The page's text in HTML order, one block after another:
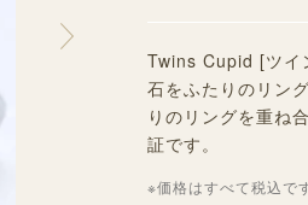
Twins Cupid [ツイ
石をふたりのリン
りのリングを重ね
証です。
※価格はすべて税込で